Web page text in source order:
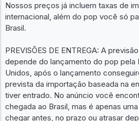
Nossos preços já incluem taxas de
internacional, além do pop você só
Brasil.
PREVISÕES DE ENTREGA: A
depende do lançamento do pop pela
Unidos, após o lançamento
prevista da importação baseada na
tiver entrado. No anúncio você
chegada ao Brasil, mas é apenas
chegar antes, no prazo ou atrasar